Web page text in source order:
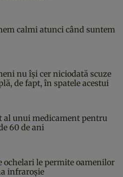
calmi atunci când suntem
nu își cer niciodată scuze
de fapt, în spatele acestui
al unui medicament pentru
60 de ani
ochelari le permite oamenilor
infraroșie